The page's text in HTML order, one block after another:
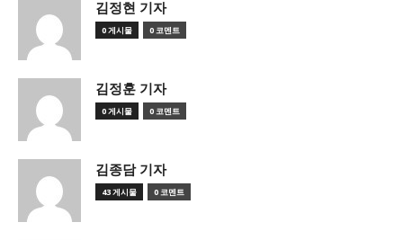
김정현 기자
0 게시물 0 코멘트
김정훈 기자
0 게시물 0 코멘트
김종담 기자
43 게시물 0 코멘트